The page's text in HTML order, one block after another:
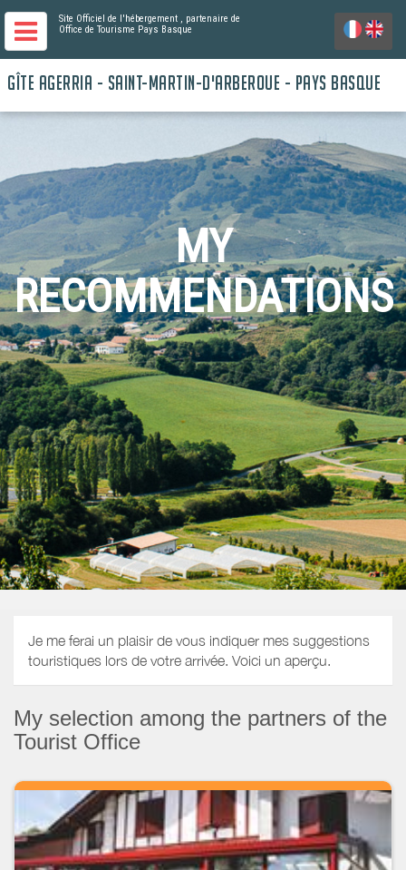
Site Officiel de l'hébergement , partenaire de
Office de Tourisme Pays Basque
GÎTE AGERRIA - SAINT-MARTIN-D'ARBEROUE - PAYS BASQUE
MY
RECOMMENDATIONS
Je me ferai un plaisir de vous indiquer mes suggestions
touristiques lors de votre arrivée. Voici un aperçu.
My selection among the partners of the
Tourist Office